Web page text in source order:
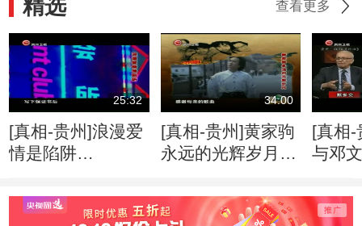
精选 查看更多
25:32
[真相-贵州]浪漫爱
情是陷阱
34:00
[真相-贵州]黄家驹
永远的光辉岁月
[真相-
与邓